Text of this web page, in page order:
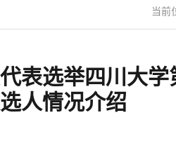
当前
表选举四川大
人情况介绍